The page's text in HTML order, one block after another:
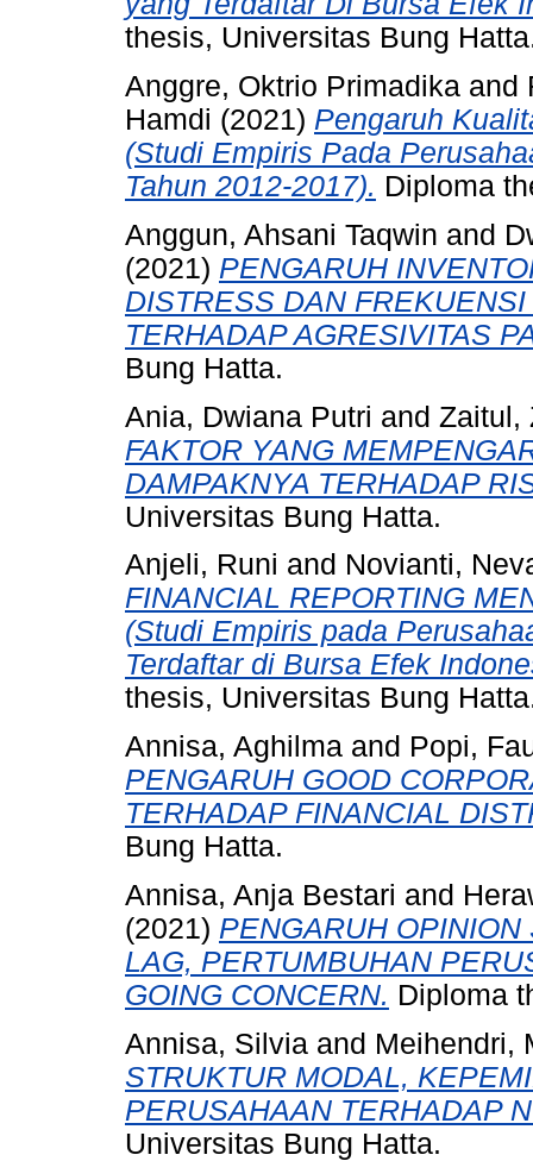
thesis, Universitas Bung
Anggre, Oktrio Primadika and
Hamdi (2021) Pengaruh
(Studi Empiris Pada
Tahun 2012-2017). Diploma
Anggun, Ahsani Taqwin and
(2021) PENGARUH
DISTRESS DAN
TERHADAP AGRESIVITAS
Bung Hatta.
Ania, Dwiana Putri and Zaitul,
FAKTOR YANG
DAMPAKNYA TERHADAP
Universitas Bung Hatta.
Anjeli, Runi and Novianti,
FINANCIAL REPORTING
(Studi Empiris pada
Terdaftar di Bursa Efek
thesis, Universitas Bung
Annisa, Aghilma and Popi,
PENGARUH GOOD
TERHADAP FINANCIAL
Bung Hatta.
Annisa, Anja Bestari and
(2021) PENGARUH
LAG, PERTUMBUHAN
GOING CONCERN. Diploma
Annisa, Silvia and Meihendri,
STRUKTUR MODAL,
PERUSAHAAN TERHADAP
Universitas Bung Hatta.